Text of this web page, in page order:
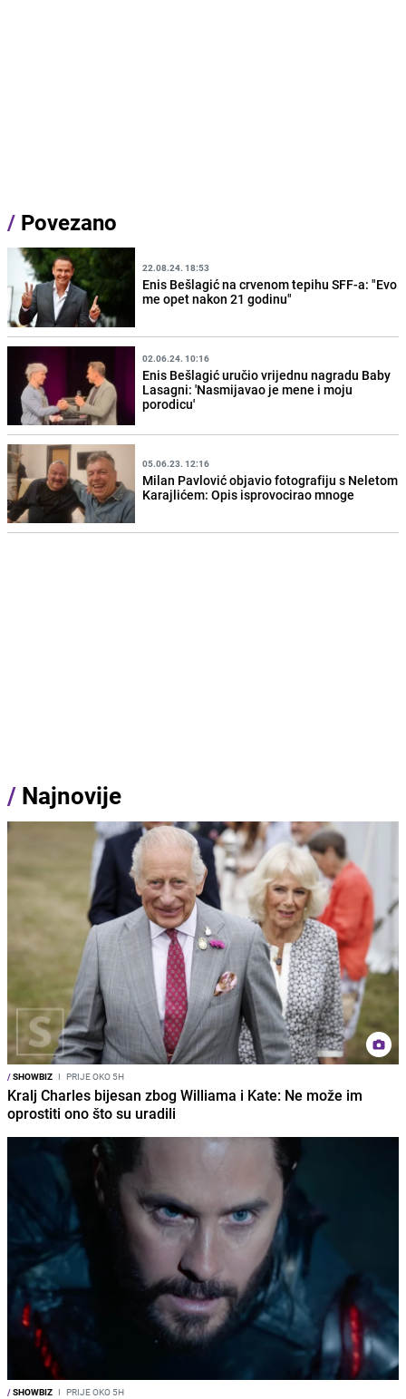
/ Povezano
22.08.24. 18:53
Enis Bešlagić na crvenom tepihu SFF-a: "Evo
me opet nakon 21 godinu"
02.06.24. 10:16
Enis Bešlagić uručio vrijednu nagradu Baby
Lasagni: 'Nasmijavao je mene i moju
porodicu'
05.06.23. 12:16
Milan Pavlović objavio fotografiju s Neletom
Karajlićem: Opis isprovocirao mnoge
/ Najnovije
/SHOWBIZ I PRIJE OKO 5H
Kralj Charles bijesan zbog Williama i Kate: Ne može im
oprostiti ono što su uradili
/SHOWBIZ I PRIJE OKO 5H